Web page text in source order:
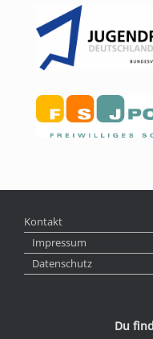
Kontakt
Impressum
Datenschutz
Du